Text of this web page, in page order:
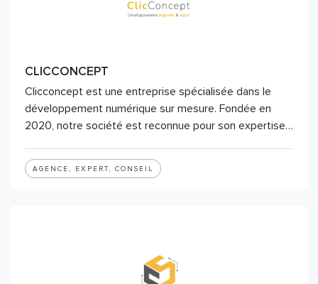
CLICCONCEPT
Clicconcept est une entreprise spécialisée dans le
développement numérique sur mesure. Fondée en
2020, notre société est reconnue pour son expertise…
AGENCE, EXPERT, CONSEIL